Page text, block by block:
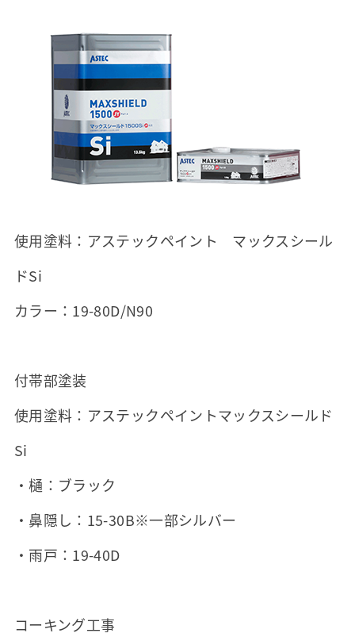
使用塗料：アステックペイント マックスシール
ドSi
カラー：19-80D/N90
付帯部塗装
使用塗料：アステックペイントマックスシールド
Si
・樋：ブラック
・鼻隠し：15-30B※一部シルバー
・雨戸：19-40D
コーキング工事